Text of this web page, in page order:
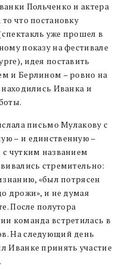
Польченко и актера
что постановку
уже прошел в
показу на фестивале
идея поставить
и Берлином – ровно на
Иванка и
письмо Мулакову с
– и единственную –
чутким названием
стремительно:
«был потрясен
дрожи», и не думая
После полутора
команда встретилась в
На следующий день
Иванке принять участие